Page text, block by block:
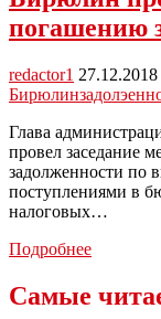
погашению
redactor1
Бирюлин
Глава
провел заседание
задолженности по
поступлениями в
налоговых…
ПодробнееБирюлин
МВК
Самые